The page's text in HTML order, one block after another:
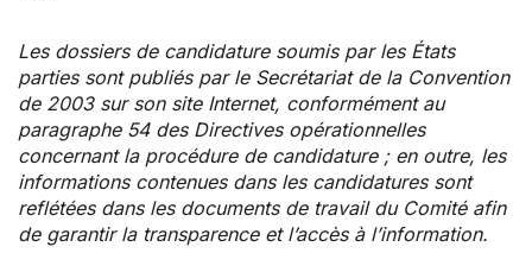
Les dossiers de candidature soumis par les États
parties sont publiés par le Secrétariat de la Convention
de 2003 sur son site Internet, conformément au
paragraphe 54 des Directives opérationnelles
concernant la procédure de candidature ; en outre, les
informations contenues dans les candidatures sont
reflétées dans les documents de travail du Comité afin
de garantir la transparence et l’accès à l’information.